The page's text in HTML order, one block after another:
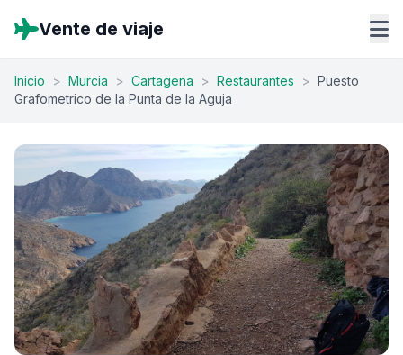
Vente de viaje
Inicio > Murcia > Cartagena > Restaurantes > Puesto
Grafometrico de la Punta de la Aguja